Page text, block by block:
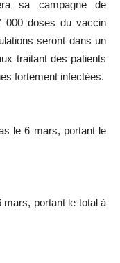
sa campagne de
000 doses du vaccin
seront dans un
traitant des patients
fortement infectées.
le 6 mars, portant le
portant le total à